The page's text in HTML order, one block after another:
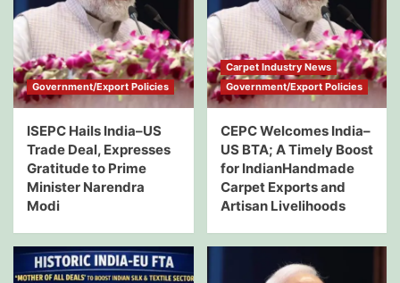
Government/Export Policies
ISEPC Hails India–US
Trade Deal, Expresses
Gratitude to Prime
Minister Narendra
Modi
Carpet Industry News
Government/Export Policies
CEPC Welcomes India–
US BTA; A Timely Boost
for IndianHandmade
Carpet Exports and
Artisan Livelihoods